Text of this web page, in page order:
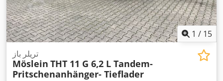
1 / 15
تریلر باز
Möslein THT 11 G 6,2 L Tandem-
Pritschenanhänger- Tieflader